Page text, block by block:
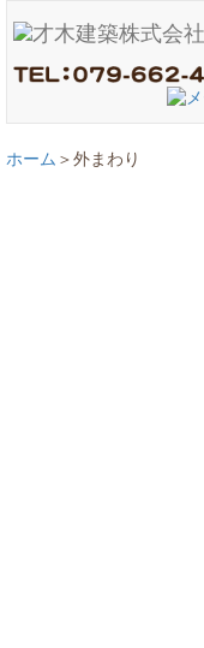
ホーム 外まわり